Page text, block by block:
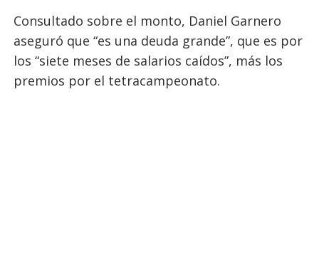
Consultado sobre el monto, Daniel Garnero
aseguró que “es una deuda grande”, que es por
los “siete meses de salarios caídos”, más los
premios por el tetracampeonato.